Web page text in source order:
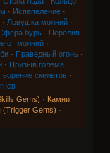
· Испепеление·
· Ловушка молний·
бурь· Перелив
от молний·
· Праведный огонь·
· Призыв голема
скелетов·
Gems) · Камни
(Trigger Gems) ·